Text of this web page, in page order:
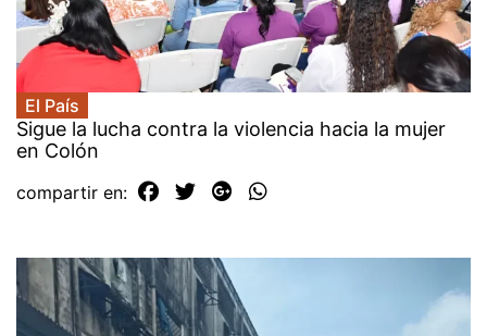
El País
Sigue la lucha contra la violencia hacia la mujer
en Colón
compartir en: